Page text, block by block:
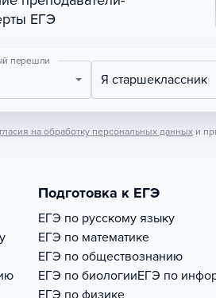
ЕГЭ
перешли
Я старшеклассник
на обработку персональных данных и
Подготовка к ЕГЭ
ЕГЭ по русскому языку
ЕГЭ по математике
ЕГЭ по обществознанию
ЕГЭ по биологииЕГЭ по
ЕГЭ по физике